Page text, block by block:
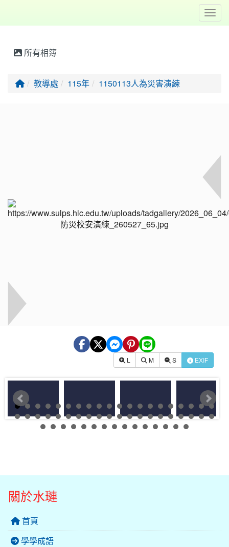
所有相簿
回首頁
教導處 115年 1150113人為災害演練
L M S EXIF
關於水璉
首頁
學學成語